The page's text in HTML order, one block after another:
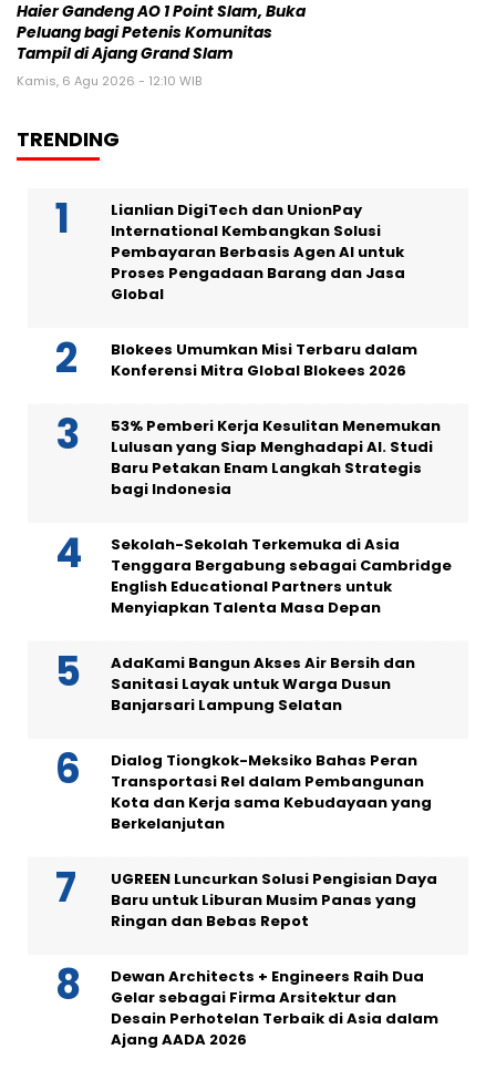
Haier Gandeng AO 1 Point Slam, Buka
Peluang bagi Petenis Komunitas
Tampil di Ajang Grand Slam
Kamis, 6 Agu 2026 - 12:10 WIB
TRENDING
Lianlian DigiTech dan UnionPay
International Kembangkan Solusi
Pembayaran Berbasis Agen AI untuk
Proses Pengadaan Barang dan Jasa
Global
Blokees Umumkan Misi Terbaru dalam
Konferensi Mitra Global Blokees 2026
53% Pemberi Kerja Kesulitan Menemukan
Lulusan yang Siap Menghadapi AI. Studi
Baru Petakan Enam Langkah Strategis
bagi Indonesia
Sekolah-Sekolah Terkemuka di Asia
Tenggara Bergabung sebagai Cambridge
English Educational Partners untuk
Menyiapkan Talenta Masa Depan
AdaKami Bangun Akses Air Bersih dan
Sanitasi Layak untuk Warga Dusun
Banjarsari Lampung Selatan
Dialog Tiongkok-Meksiko Bahas Peran
Transportasi Rel dalam Pembangunan
Kota dan Kerja sama Kebudayaan yang
Berkelanjutan
UGREEN Luncurkan Solusi Pengisian Daya
Baru untuk Liburan Musim Panas yang
Ringan dan Bebas Repot
Dewan Architects + Engineers Raih Dua
Gelar sebagai Firma Arsitektur dan
Desain Perhotelan Terbaik di Asia dalam
Ajang AADA 2026